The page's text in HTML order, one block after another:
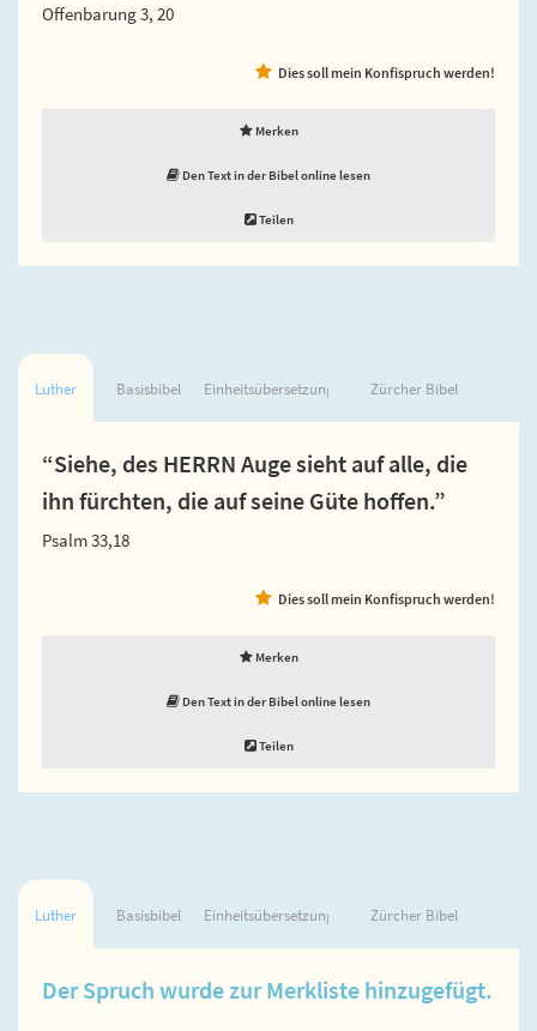
Offenbarung 3, 20
Dies soll mein Konfispruch werden!
Merken
Den Text in der Bibel online lesen
Teilen
Luther Basisbibel Einheitsübersetzung Zürcher Bibel
“Siehe, des HERRN Auge sieht auf alle, die
ihn fürchten, die auf seine Güte hoffen.”
Psalm 33,18
Dies soll mein Konfispruch werden!
Merken
Den Text in der Bibel online lesen
Teilen
Luther Basisbibel Einheitsübersetzung Zürcher Bibel
Der Spruch wurde zur Merkliste hinzugefügt.